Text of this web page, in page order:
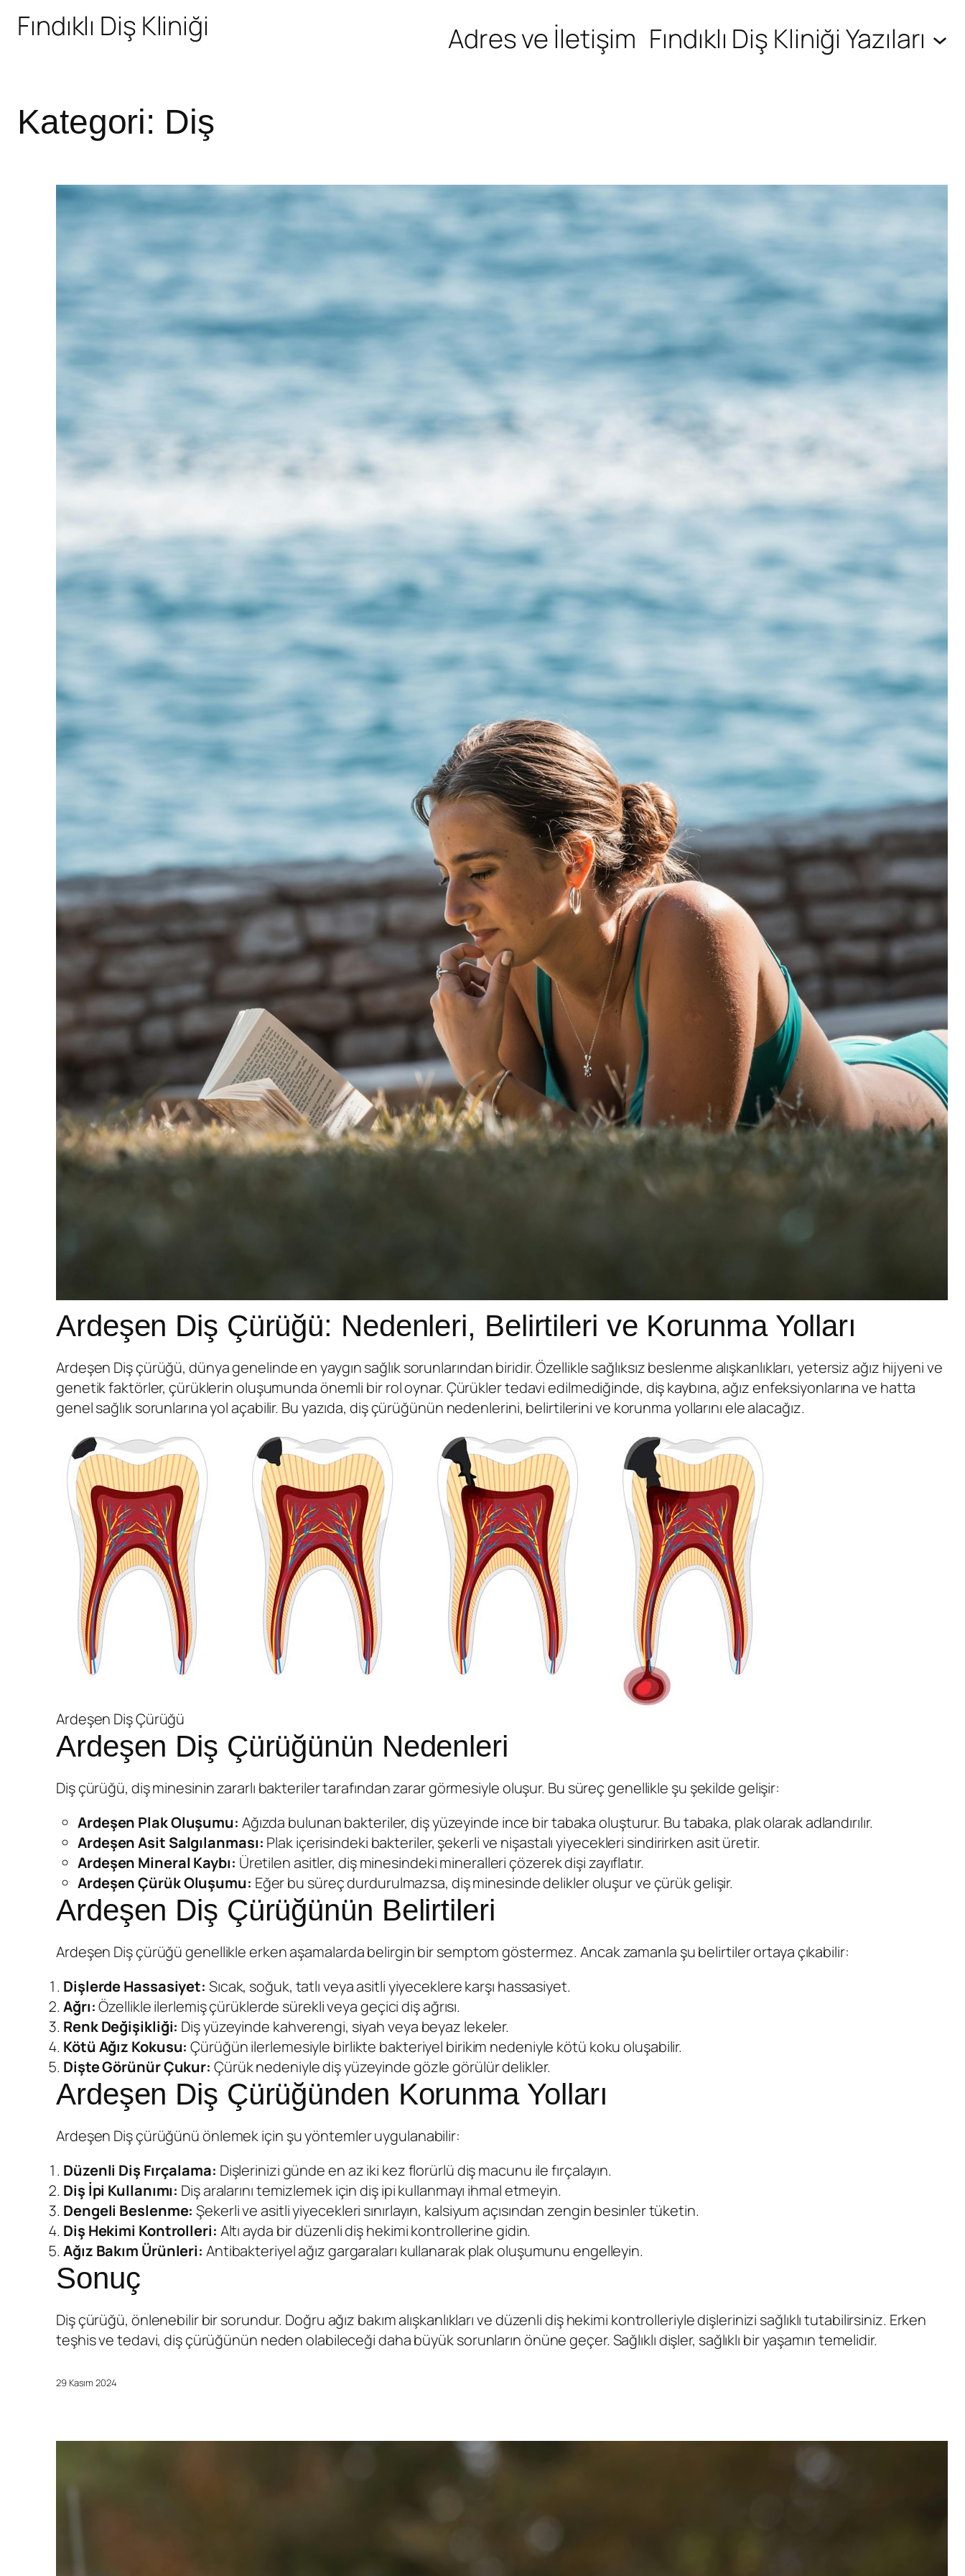
Fındıklı Diş Kliniği Adres ve İletişim Fındıklı Diş Kliniği Yazıları
Kategori: Diş
Ardeşen Diş Çürüğü: Nedenleri, Belirtileri ve Korunma Yolları
Ardeşen Diş çürüğü, dünya genelinde en yaygın sağlık sorunlarından biridir. Özellikle sağlıksız beslenme alışkanlıkları, yetersiz ağız hijyeni ve
genetik faktörler, çürüklerin oluşumunda önemli bir rol oynar. Çürükler tedavi edilmediğinde, diş kaybına, ağız enfeksiyonlarına ve hatta
genel sağlık sorunlarına yol açabilir. Bu yazıda, diş çürüğünün nedenlerini, belirtilerini ve korunma yollarını ele alacağız.
Ardeşen Diş Çürüğü
Ardeşen Diş Çürüğünün Nedenleri
Diş çürüğü, diş minesinin zararlı bakteriler tarafından zarar görmesiyle oluşur. Bu süreç genellikle şu şekilde gelişir:
Ardeşen Plak Oluşumu: Ağızda bulunan bakteriler, diş yüzeyinde ince bir tabaka oluşturur. Bu tabaka, plak olarak adlandırılır.
ArdeşenAsit Salgılanması: Plak içerisindeki bakteriler, şekerli ve nişastalı yiyecekleri sindirirken asit üretir.
Ardeşen Mineral Kaybı: Üretilen asitler, diş minesindeki mineralleri çözerek dişi zayıflatır.
ArdeşenÇürük Oluşumu: Eğer bu süreç durdurulmazsa, diş minesinde delikler oluşur ve çürük gelişir.
Ardeşen Diş Çürüğünün Belirtileri
Ardeşen Diş çürüğügenellikle erken aşamalarda belirgin bir semptom göstermez. Ancak zamanla şu belirtiler ortaya çıkabilir:
Dişlerde Hassasiyet: Sıcak, soğuk, tatlı veya asitli yiyeceklere karşı hassasiyet.
Ağrı:Özellikle ilerlemiş çürüklerde sürekli veya geçici diş ağrısı.
Renk Değişikliği: Diş yüzeyinde kahverengi, siyah veya beyaz lekeler.
Kötü Ağız Kokusu: Çürüğün ilerlemesiyle birlikte bakteriyel birikim nedeniyle kötü koku oluşabilir.
Dişte Görünür Çukur: Çürük nedeniyle diş yüzeyinde gözle görülür delikler.
Ardeşen Diş Çürüğünden Korunma Yolları
Ardeşen Diş çürüğünü önlemek için şu yöntemler uygulanabilir:
Düzenli Diş Fırçalama: Dişlerinizi günde en az iki kez florürlü diş macunu ile fırçalayın.
Diş İpi Kullanımı: Diş aralarını temizlemek için diş ipi kullanmayı ihmal etmeyin.
Dengeli Beslenme: Şekerli ve asitli yiyecekleri sınırlayın, kalsiyum açısından zengin besinler tüketin.
Diş Hekimi Kontrolleri: Altı ayda bir düzenli diş hekimi kontrollerine gidin.
Ağız Bakım Ürünleri: Antibakteriyel ağız gargaraları kullanarak plak oluşumunu engelleyin.
Sonuç
Diş çürüğü, önlenebilir bir sorundur. Doğru ağız bakım alışkanlıkları ve düzenli diş hekimi kontrolleriyle dişlerinizi sağlıklı tutabilirsiniz. Erken
teşhis ve tedavi, diş çürüğünün neden olabileceği daha büyük sorunların önüne geçer. Sağlıklı dişler, sağlıklı bir yaşamın temelidir.
29 Kasım 2024